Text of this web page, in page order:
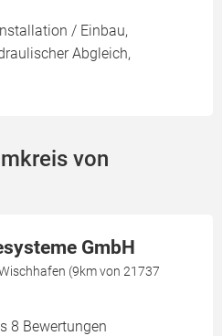
/ Einbau,
Abgleich,
von
GmbH
(9km von 21737
8 Bewertungen